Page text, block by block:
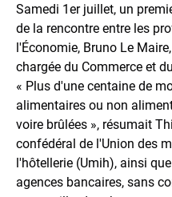
Samedi 1er juillet, un
de la rencontre entre les
l'Économie, Bruno Le
chargée du Commerce et
« Plus d'une centaine de
alimentaires ou non
voire brûlées », résumait
confédéral de l'Union des
l'hôtellerie (Umih), ainsi
agences bancaires, sans